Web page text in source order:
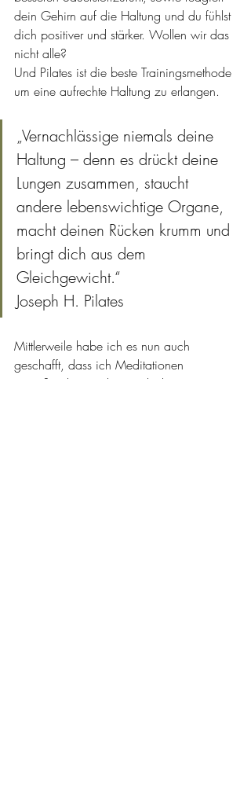
dein Gehirn auf die Haltung und du fühlst
dich positiver und stärker. Wollen wir das
nicht alle?
Und Pilates ist die beste Trainingsmethode
um eine aufrechte Haltung zu erlangen.
„Vernachlässige niemals deine
Haltung – denn es drückt deine
Lungen zusammen, staucht
andere lebenswichtige Organe,
macht deinen Rücken krumm und
bringt dich aus dem
Gleichgewicht.“
Joseph H. Pilates
Mittlerweile habe ich es nun auch
geschafft, dass ich Meditationen
genießen kann, aber auch das war ein